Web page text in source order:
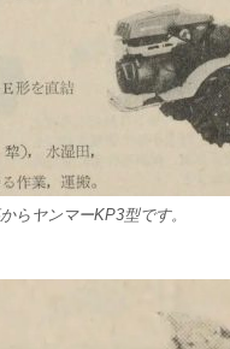
らヤンマーKP3型です。